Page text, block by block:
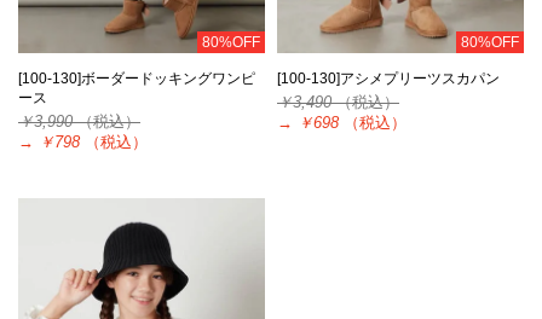
80%OFF
[100-130]ボーダードッキングワンピ
ース
￥3,990（税込）
→
￥798 （税込）
80%OFF
[100-130]アシメプリーツスカパン
￥3,490（税込）
→
￥698 （税込）